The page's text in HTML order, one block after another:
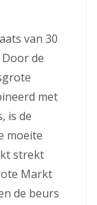
van 30
de
met
is de
moeite
strekt
Markt
de beurs